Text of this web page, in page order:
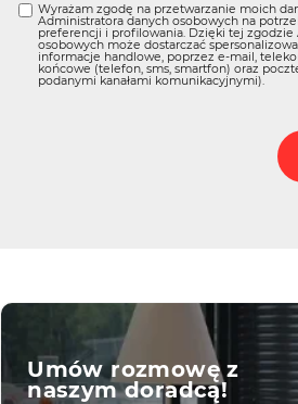
Wyrażam zgodę na przetwarzanie moich
Administratora danych osobowych na
preferencji i profilowania. Dzięki tej zgodzie
osobowych może dostarczać
informacje handlowe, poprzez e-mail,
końcowe (telefon, sms, smartfon) oraz
podanymi kanałami komunikacyjnymi).
Umów rozmowę z
naszym doradcą!